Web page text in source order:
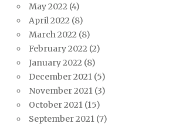
May 2022 (4)
April 2022 (8)
March 2022 (8)
February 2022 (2)
January 2022 (8)
December 2021(5)
November 2021(3)
October 2021(15)
September 2021(7)